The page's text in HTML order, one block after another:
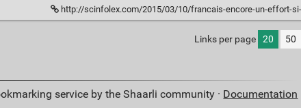
http://scinfolex.com/2015/03/10/francais-encore-un-effort-si-vous-voulez-que-les-logiciels-de-
Links per page 20 50
service by the Shaarli community · Documentation